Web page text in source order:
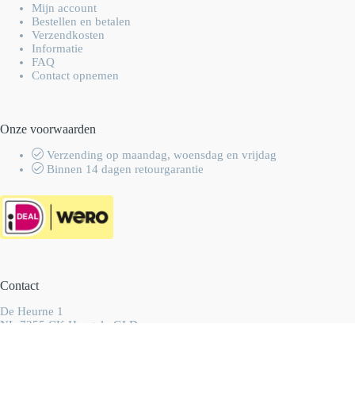
Mijn account
Bestellen en betalen
Verzendkosten
Informatie
FAQ
Contact opnemen
Onze voorwaarden
Verzending op maandag, woensdag en vrijdag
Binnen 14 dagen retourgarantie
Contact
De Heurne 1
NL-7255 CK Hengelo GLD